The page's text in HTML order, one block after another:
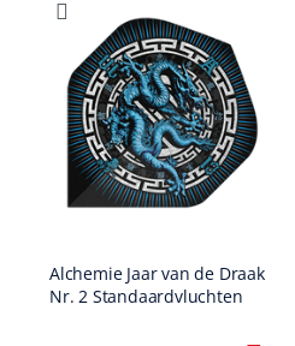
Alchemie Jaar van de Draak
Nr. 2 Standaardvluchten